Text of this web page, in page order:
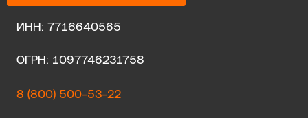
ИНН: 7716640565
ОГРН: 1097746231758
8 (800) 500-53-22